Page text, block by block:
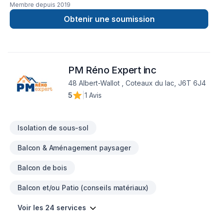
obtenir une soumission. Au plaisir de faire équipe avec
Membre depuis 2019
Obtenir une soumission
PM Réno Expert inc
48 Albert-Wallot , Coteaux du lac, J6T 6J4
5
1 Avis
Isolation de sous-sol
Balcon & Aménagement paysager
Balcon de bois
Balcon et/ou Patio (conseils matériaux)
Voir les 24 services